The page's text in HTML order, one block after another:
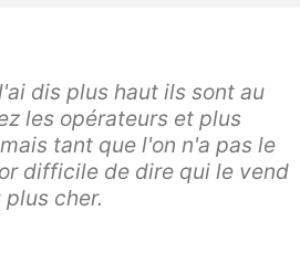
dis plus haut ils sont au
les opérateurs et plus
tant que l'on n'a pas le
difficile de dire qui le vend
cher.